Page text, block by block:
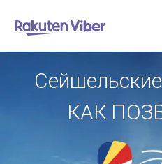
КАК